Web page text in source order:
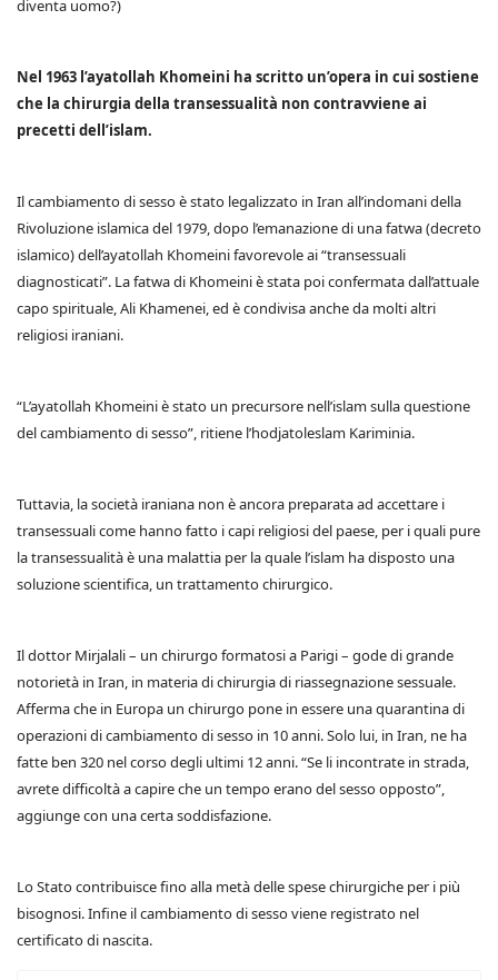
diventa uomo?)
Nel 1963 l’ayatollah Khomeini ha scritto un’opera in cui sostiene
che la chirurgia della transessualità non contravviene ai
precetti dell’islam.
Il cambiamento di sesso è stato legalizzato in Iran all’indomani della
Rivoluzione islamica del 1979, dopo l’emanazione di una fatwa (decreto
islamico) dell’ayatollah Khomeini favorevole ai “transessuali
diagnosticati”. La fatwa di Khomeini è stata poi confermata dall’attuale
capo spirituale, Ali Khamenei, ed è condivisa anche da molti altri
religiosi iraniani.
“L’ayatollah Khomeini è stato un precursore nell’islam sulla questione
del cambiamento di sesso”, ritiene l’hodjatoleslam Kariminia.
Tuttavia, la società iraniana non è ancora preparata ad accettare i
transessuali come hanno fatto i capi religiosi del paese, per i quali pure
la transessualità è una malattia per la quale l’islam ha disposto una
soluzione scientifica, un trattamento chirurgico.
Il dottor Mirjalali – un chirurgo formatosi a Parigi – gode di grande
notorietà in Iran, in materia di chirurgia di riassegnazione sessuale.
Afferma che in Europa un chirurgo pone in essere una quarantina di
operazioni di cambiamento di sesso in 10 anni. Solo lui, in Iran, ne ha
fatte ben 320 nel corso degli ultimi 12 anni. “Se li incontrate in strada,
avrete difficoltà a capire che un tempo erano del sesso opposto”,
aggiunge con una certa soddisfazione.
Lo Stato contribuisce fino alla metà delle spese chirurgiche per i più
bisognosi. Infine il cambiamento di sesso viene registrato nel
certificato di nascita.